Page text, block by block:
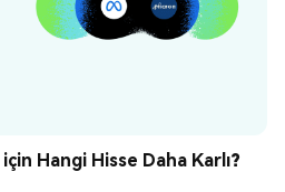
Hangi Hisse Daha Karlı?